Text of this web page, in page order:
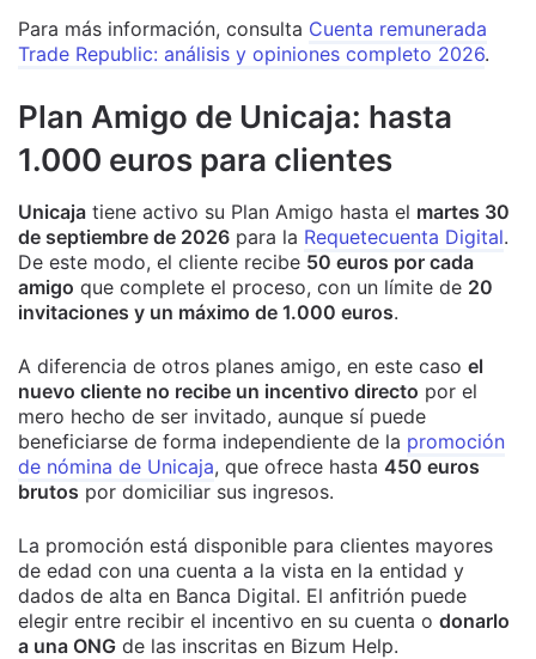
Para más información, consulta Cuenta remunerada
Trade Republic: análisis y opiniones completo 2026.
Plan Amigo de Unicaja: hasta
1.000 euros para clientes
Unicaja tiene activo su Plan Amigo hasta el martes 30
de septiembre de 2026 para la Requetecuenta Digital.
De este modo, el cliente recibe 50 euros por cada
amigo que complete el proceso, con un límite de 20
invitaciones y un máximo de 1.000 euros.
A diferencia de otros planes amigo, en este caso el
nuevo cliente no recibe un incentivo directo por el
mero hecho de ser invitado, aunque sí puede
beneficiarse de forma independiente de la promoción
de nómina de Unicaja, que ofrece hasta 450 euros
brutos por domiciliar sus ingresos.
La promoción está disponible para clientes mayores
de edad con una cuenta a la vista en la entidad y
dados de alta en Banca Digital. El anfitrión puede
elegir entre recibir el incentivo en su cuenta o donarlo
a una ONG de las inscritas en Bizum Help.